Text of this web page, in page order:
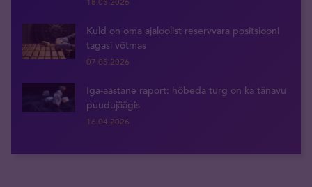
Kuld on oma ajaloolist reservvara positsiooni
tagasi võtmas
07.05.2026
Iga-aastane raport: hõbeda turg on ka tänavu
puudujäägis
16.04.2026